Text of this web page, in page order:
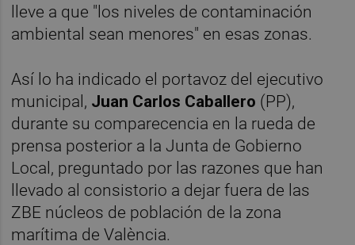
lleve a que "los niveles de contaminación
ambiental sean menores" en esas zonas.
Así lo ha indicado el portavoz del ejecutivo
municipal, Juan Carlos Caballero (PP),
durante su comparecencia en la rueda de
prensa posterior a la Junta de Gobierno
Local, preguntado por las razones que han
llevado al consistorio a dejar fuera de las
ZBE núcleos de población de la zona
marítima de València.